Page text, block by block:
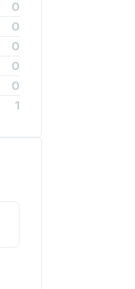
0
0
0
0
0
1